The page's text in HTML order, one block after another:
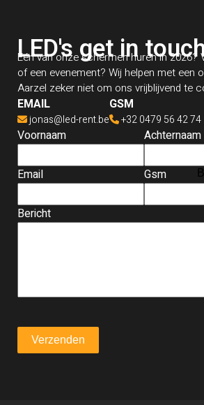
LED's get in
Één van onze schermen huren in 2026?
of een evenement? Wij helpen met een
Aarzel zeker niet om ons vrijblijvend te
EMAIL
jonas@led-rent.be
GSM
+32 0479 56 42 74
Voornaam Achternaam
Email Gsm
Bericht
Verzenden